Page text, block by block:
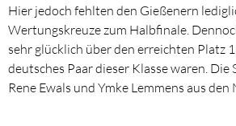
Hier jedoch fehlten den Gießenern
Wertungskreuze zum Halbfinale.
sehr glücklich über den erreichten Platz
deutsches Paar dieser Klasse waren. Die
Rene Ewals und Ymke Lemmens aus den